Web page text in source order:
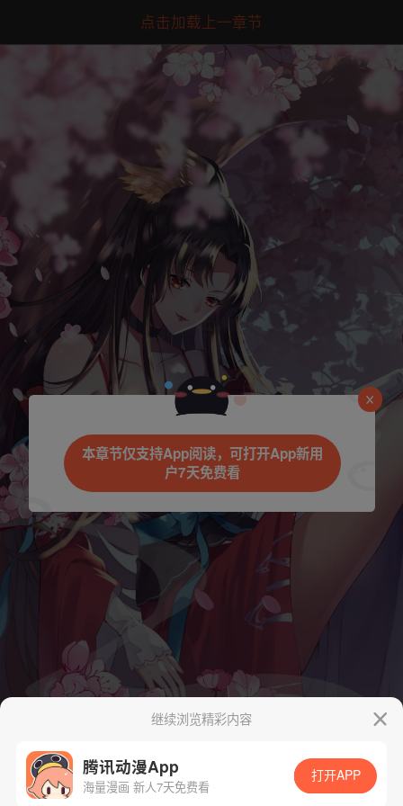
点击加载上一章节
App免费看
继续浏览精彩内容
腾讯动漫App
海量漫画 新人7天免费看
打开APP
本章节仅支持App阅读，可打开App新用
户7天免费看
是否前往腾漫App继续阅读
立即前往